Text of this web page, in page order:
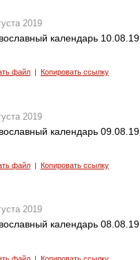
2019
календарь 10.08.19
файл| Копировать ссылку
2019
календарь 09.08.19
файл| Копировать ссылку
2019
календарь 08.08.19
файл| Копировать ссылку